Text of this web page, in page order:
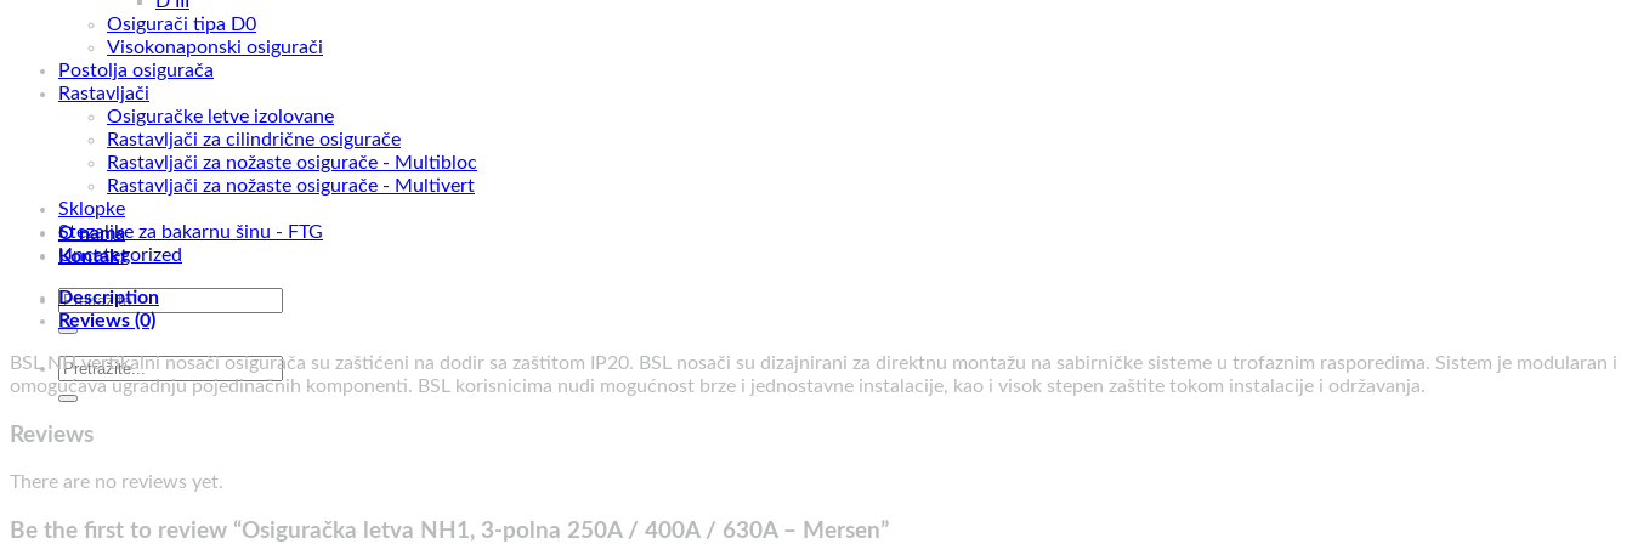
O nama
Kontakt
Search
for:
Search
for:
Osigurači tipa D0
Visokonaponski osigurači
Postolja osigurača
Rastavljači
Osiguračke letve izolovane
Rastavljači za cilindrične osigurače
Rastavljači za nožaste osigurače - Multibloc
Rastavljači za nožaste osigurače - Multivert
Sklopke
Stezaljke za bakarnu šinu - FTG
Uncategorized
Description
Reviews (0)
BSL NH vertikalni nosači osigurača su zaštićeni na dodir sa zaštitom IP20. BSL nosači su dizajnirani za direktnu montažu na sabirničke sisteme u trofaznim rasporedima. Sistem je modularan i
omogućava ugradnju pojedinačnih komponenti. BSL korisnicima nudi mogućnost brze i jednostavne instalacije, kao i visok stepen zaštite tokom instalacije i održavanja.
Reviews
There are no reviews yet.
Be the first to review “Osiguračka letva NH1, 3-polna 250A / 400A / 630A – Mersen”